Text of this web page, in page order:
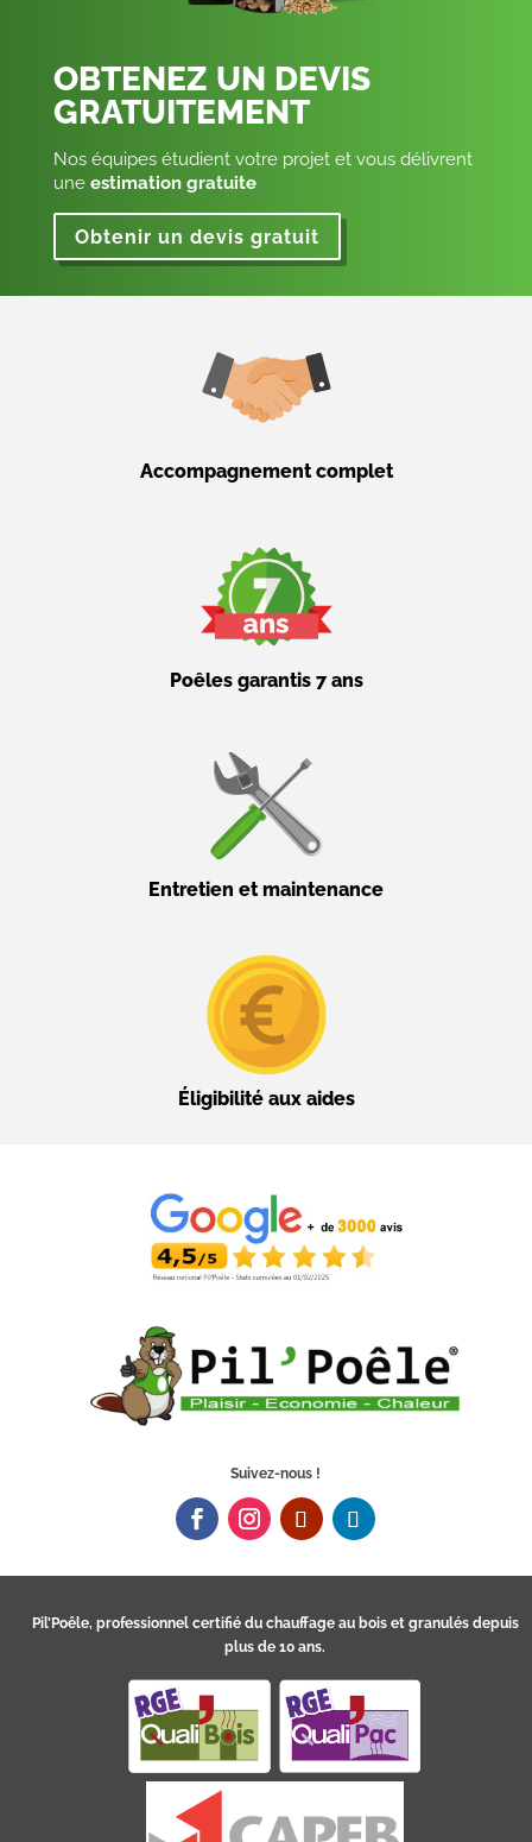
OBTENEZ UN DEVIS
GRATUITEMENT
Nos équipes étudient votre projet et vous délivrent
une estimation gratuite
Obtenir un devis gratuit
Accompagnement complet
Poêles garantis 7 ans
Entretien et maintenance
Éligibilité aux aides
Suivez-nous !
Pil’Poêle, professionnel certifié du chauffage au bois et granulés depuis
plus de 10 ans.